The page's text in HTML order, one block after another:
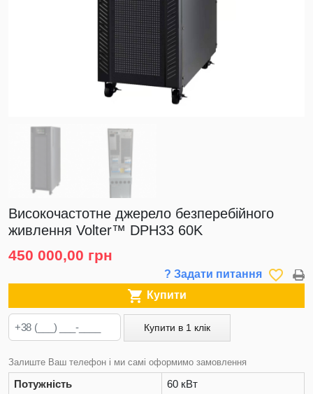
Високочастотне джерело безперебійного
живлення Volter™ DPH33 60K
450 000,00 грн
? Задати питання favorite_border
 Купити
Купити в 1 клік
Залиште Ваш телефон і ми самі оформимо замовлення
Потужність
60 кВт